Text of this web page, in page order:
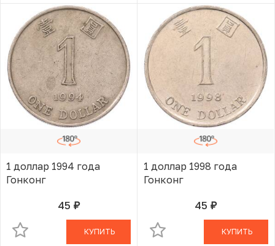
1 доллар 1994 года
Гонконг
45 руб.В КОРЗИНЕ
КУПИТЬ
1 доллар 1998 года
Гонконг
45 руб.В КОРЗИНЕ
КУПИТЬ